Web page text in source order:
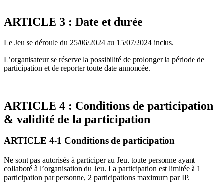
ARTICLE 3 : Date et durée
Le Jeu se déroule du 25/06/2024 au 15/07/2024 inclus.
L’organisateur se réserve la possibilité de prolonger la période de
participation et de reporter toute date annoncée.
ARTICLE 4 : Conditions de participation
& validité de la participation
ARTICLE 4-1 Conditions de participation
Ne sont pas autorisés à participer au Jeu, toute personne ayant
collaboré à l’organisation du Jeu. La participation est limitée à 1
participation par personne, 2 participations maximum par IP.